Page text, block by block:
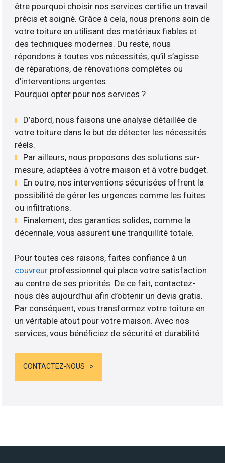
être pourquoi choisir nos services certifie un travail
précis et soigné. Grâce à cela, nous prenons soin de
votre toiture en utilisant des matériaux fiables et
des techniques modernes. Du reste, nous
répondons à toutes vos nécessités, qu’il s’agisse
de réparations, de rénovations complètes ou
d’interventions urgentes.
Pourquoi opter pour nos services ?
D’abord, nous faisons une analyse détaillée de
votre toiture dans le but de détecter les nécessités
réels.
Par ailleurs, nous proposons des solutions sur-
mesure, adaptées à votre maison et à votre budget.
En outre, nos interventions sécurisées offrent la
possibilité de gérer les urgences comme les fuites
ou infiltrations.
Finalement, des garanties solides, comme la
décennale, vous assurent une tranquillité totale.
Pour toutes ces raisons, faites confiance à un
couvreur professionnel qui place votre satisfaction
au centre de ses priorités. De ce fait, contactez-
nous dès aujourd’hui afin d’obtenir un devis gratis.
Par conséquent, vous transformez votre toiture en
un véritable atout pour votre maison. Avec nos
services, vous bénéficiez de sécurité et durabilité.
CONTACTEZ-NOUS